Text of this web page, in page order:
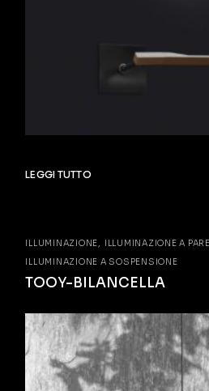
LEGGI TUTTO
ILLUMINAZIONE
ILLUMINAZIONE A
ILLUMINAZIONE A SOSPENSIONE
TOOY-BILANCELLA